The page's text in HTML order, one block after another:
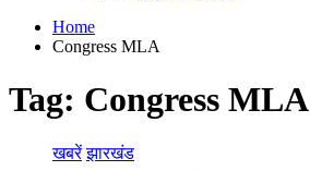
Home
Congress MLA
Tag: Congress MLA
खबरें झारखंड